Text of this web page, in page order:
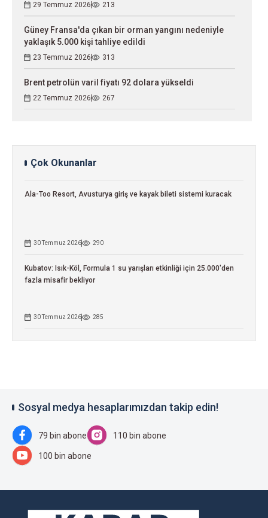
29 Temmuz 2026 213
Güney Fransa'da çıkan bir orman yangını nedeniyle
yaklaşık 5.000 kişi tahliye edildi
23 Temmuz 2026 313
Brent petrolün varil fiyatı 92 dolara yükseldi
22 Temmuz 2026 267
Çok Okunanlar
Ala-Too Resort, Avusturya giriş ve kayak bileti sistemi kuracak
30 Temmuz 2026 290
Kubatov: Isık-Köl, Formula 1 su yarışları etkinliği için 25.000'den
fazla misafir bekliyor
30 Temmuz 2026 285
Sosyal medya hesaplarımızdan takip edin!
79 bin abone 110 bin abone
100 bin abone